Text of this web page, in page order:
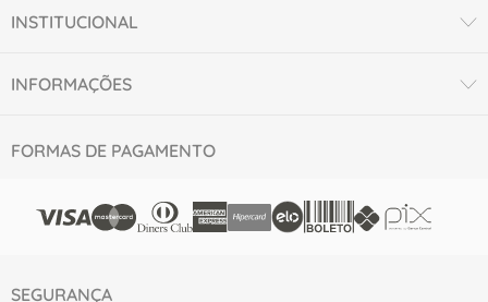
INSTITUCIONAL
INFORMAÇÕES
FORMAS DE PAGAMENTO
SEGURANÇA